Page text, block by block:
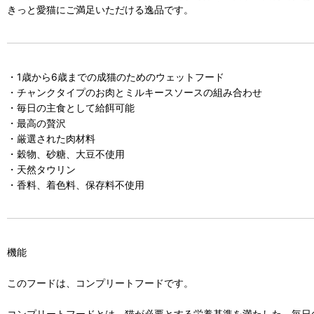
きっと愛猫にご満足いただける逸品です。
・1歳から6歳までの成猫のためのウェットフード
・チャンクタイプのお肉とミルキースソースの組み合わせ
・毎日の主食として給餌可能
・最高の贅沢
・厳選された肉材料
・穀物、砂糖、大豆不使用
・天然タウリン
・香料、着色料、保存料不使用
機能
このフードは、コンプリートフードです。